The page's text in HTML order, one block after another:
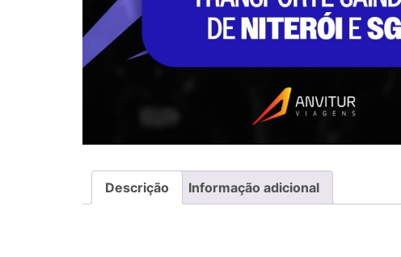
Descrição Informação adicional